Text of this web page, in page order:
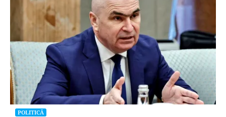
POLITICĂ